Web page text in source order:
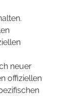
neuer
offiziellen